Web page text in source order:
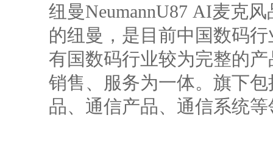
纽曼NeumannU87 AI麦克
的纽曼，是目前中国数码
有国数码行业较为完整的
销售、服务为一体。旗下
品、通信产品、通信系统